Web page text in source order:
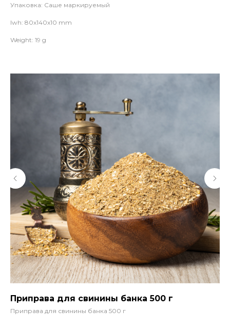
Упаковка: Саше маркируемый
lwh: 80x140x10 mm
Weight: 19 g
Приправа для свинины банка 500 г
Приправа для свинины банка 500 г